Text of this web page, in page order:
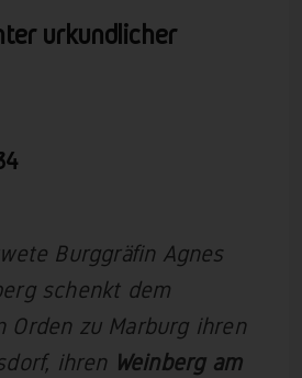
urkundlicher
Burggräfin Agnes
schenkt dem
Orden zu Marburg ihren
ihren Weinberg am